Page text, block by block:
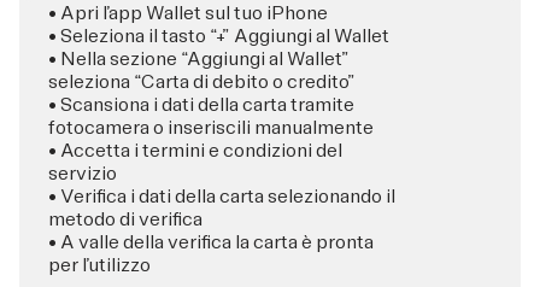
• Apri l’app Wallet sul tuo iPhone
• Seleziona il tasto “+” Aggiungi al Wallet
• Nella sezione “Aggiungi al Wallet”
seleziona “Carta di debito o credito”
• Scansiona i dati della carta tramite
fotocamera o inseriscili manualmente
• Accetta i termini e condizioni del
servizio
• Verifica i dati della carta selezionando il
metodo di verifica
• A valle della verifica la carta è pronta
per l’utilizzo